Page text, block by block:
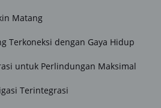
Matang
Terkoneksi dengan Gaya Hidup
untuk Perlindungan Maksimal
Terintegrasi